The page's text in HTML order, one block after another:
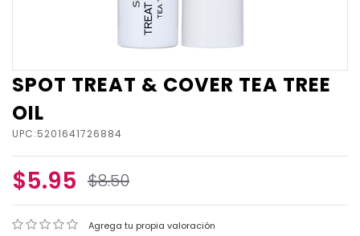
SPOT TREAT & COVER TEA TREE
OIL
UPC:5201641726884
$5.95 $8.50
Agrega tu propia valoración